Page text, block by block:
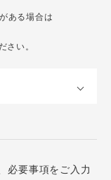
ある場合は
さい。
必要事項をご入力